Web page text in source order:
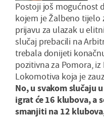
Postoji još mogućnost
kojem je Žalbeno tijelo
prijavu za ulazak u
slučaj prebacili na
trebala donijeti
pozitivna za Pomora, iz
Lokomotiva koja je
No, u svakom slučaju
igrat će 16 klubova, a
smanjiti na 12